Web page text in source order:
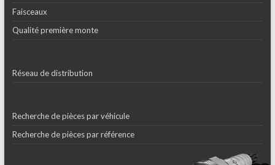
Faisceaux
Qualité première monte
Réseau de distribution
Recherche de pièces par véhicule
Recherche de pièces par référence